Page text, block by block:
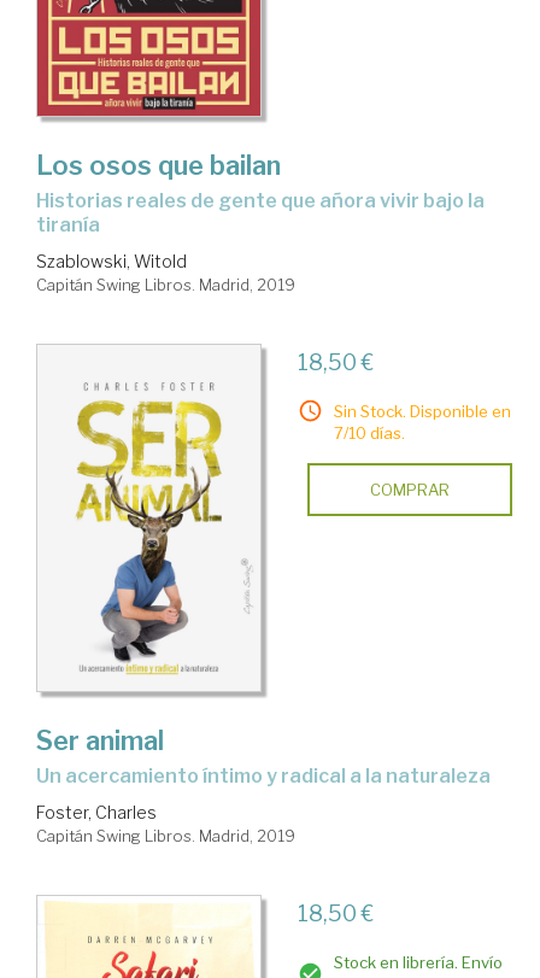
Los osos que bailan
historias reales de gente que añora vivir bajo la
tiranía
Szablowski, Witold
Capitán Swing Libros. Madrid, 2019
18,50 €
Sin Stock. Disponible en
7/10 días.
COMPRAR
Ser animal
un acercamiento íntimo y radical a la naturaleza
Foster, Charles
Capitán Swing Libros. Madrid, 2019
18,50 €
Stock en librería. Envío